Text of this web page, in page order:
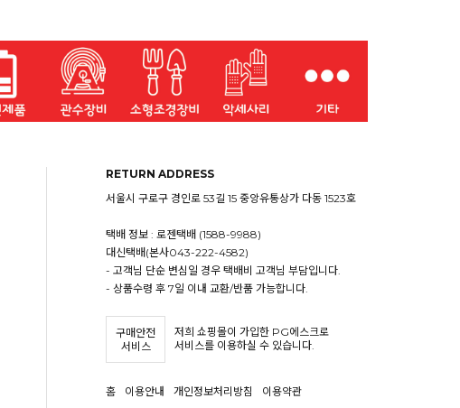
RETURN ADDRESS
서울시 구로구 경인로 53길 15 중앙유통상가 다동 1523호
택배 정보 : 로젠택배 (1588-9988)
대신택배(본사043-222-4582)
- 고객님 단순 변심일 경우 택배비 고객님 부담입니다.
- 상품수령 후 7일 이내 교환/반품 가능합니다.
구매안전
서비스
저희 쇼핑몰이 가입한 PG에스크로
서비스를 이용하실 수 있습니다.
홈 이용안내 개인정보처리방침 이용약관